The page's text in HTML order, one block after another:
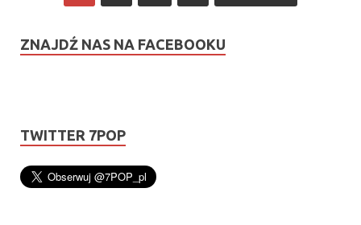
ZNAJDŹ NAS NA FACEBOOKU
TWITTER 7POP